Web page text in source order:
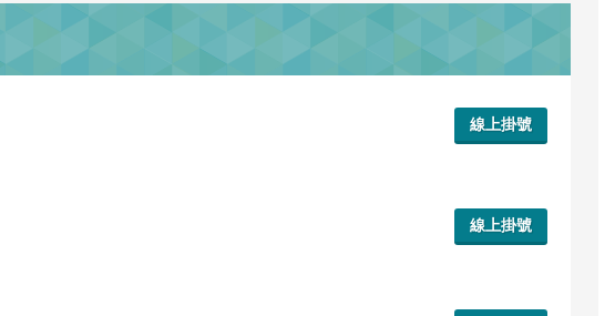
線上掛號
線上掛號